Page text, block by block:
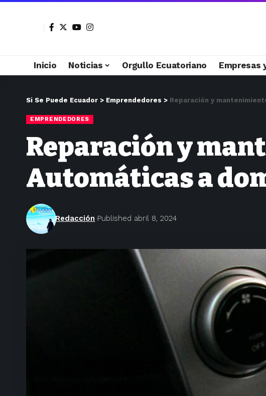
Inicio Noticias Orgullo Ecuatoriano Empresas
Si Se Puede Ecuador > Emprendedores > Reparación y
EMPRENDEDORES
Reparación y
Automáticas a
Redacción Published abril 8, 2024